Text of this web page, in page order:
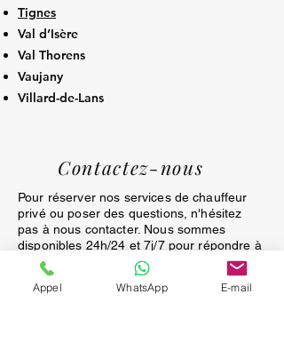
Tignes
Val d’Isère
Val Thorens
Vaujany
Villard-de-Lans
Contactez-nous
Pour réserver nos services de chauffeur
privé ou poser des questions, n'hésitez
pas à nous contacter. Nous sommes
disponibles 24h/24 et 7j/7 pour répondre à
toutes vos demandes. Remplissez le
formulaire ci-dessous ou appelez-nous
directement pour une assistance
Appel WhatsApp E-mail